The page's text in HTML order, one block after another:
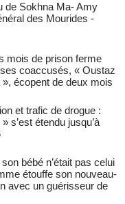
de Sokhna Ma- Amy
des Mourides -
mois de prison ferme
coaccusés, « Oustaz
écopent de deux mois
et trafic de drogue :
s’est étendu jusqu’à
bébé n’était pas celui
étouffe son nouveau-
avec un guérisseur de